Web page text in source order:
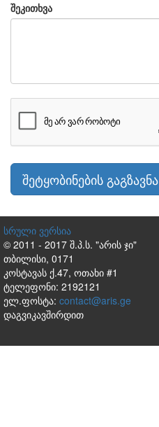
შეკითხვა
შეტყობინების გაგზავნა
სრული ვერსია
© 2011 - 2017 შ.პ.ს. "არის ჯი"
თბილისი, 0171
კოსტავას ქ.47, ოთახი #1
ტელეფონი: 2192121
ელ.ფოსტა: contact@aris.ge
დაგვიკავშირდით